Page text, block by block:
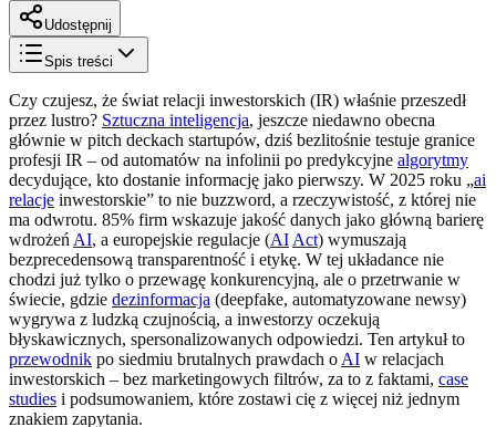
Udostępnij
Spis treści
Czy czujesz, że świat relacji inwestorskich (IR) właśnie przeszedł
przez lustro? Sztuczna inteligencja, jeszcze niedawno obecna
głównie w pitch deckach startupów, dziś bezlitośnie testuje granice
profesji IR – od automatów na infolinii po predykcyjne algorytmy
decydujące, kto dostanie informację jako pierwszy. W 2025 roku „ai
relacje inwestorskie” to nie buzzword, a rzeczywistość, z której nie
ma odwrotu. 85% firm wskazuje jakość danych jako główną barierę
wdrożeń AI, a europejskie regulacje (AI Act) wymuszają
bezprecedensową transparentność i etykę. W tej układance nie
chodzi już tylko o przewagę konkurencyjną, ale o przetrwanie w
świecie, gdzie dezinformacja (deepfake, automatyzowane newsy)
wygrywa z ludzką czujnością, a inwestorzy oczekują
błyskawicznych, spersonalizowanych odpowiedzi. Ten artykuł to
przewodnik po siedmiu brutalnych prawdach o AI w relacjach
inwestorskich – bez marketingowych filtrów, za to z faktami, case
studies i podsumowaniem, które zostawi cię z więcej niż jednym
znakiem zapytania.